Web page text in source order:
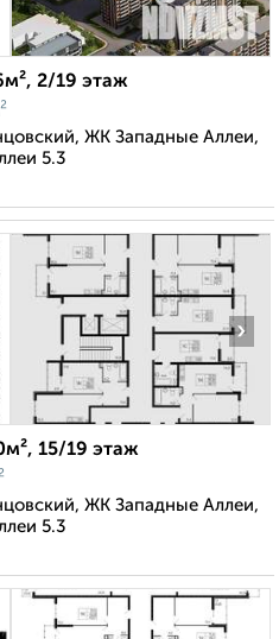
2/19 этаж
ЖК Западные Аллеи,
5.3
›
15/19 этаж
ЖК Западные Аллеи,
5.3